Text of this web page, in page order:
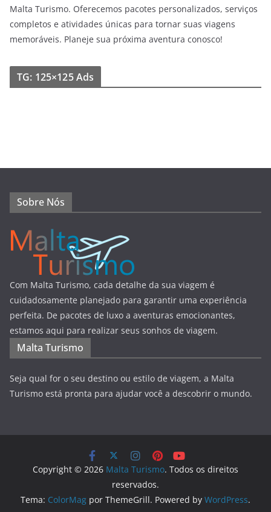
Malta Turismo. Oferecemos pacotes personalizados, serviços
completos e atividades únicas para tornar suas viagens
memoráveis. Planeje sua próxima aventura conosco!
TG: 125×125 Ads
Sobre Nós
Com Malta Turismo, cada detalhe da sua viagem é
cuidadosamente planejado para garantir uma experiência
perfeita. De pacotes de luxo a aventuras emocionantes,
estamos aqui para realizar seus sonhos de viagem.
Malta Turismo
Seja qual for o seu destino ou estilo de viagem, a Malta
Turismo está pronta para ajudar você a descobrir o mundo.
Copyright © 2026 Malta Turismo. Todos os direitos
reservados.
Tema: ColorMag por ThemeGrill. Powered by WordPress.